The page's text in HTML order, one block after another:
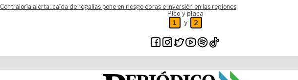
Contraloría alerta: caída de regalías pone en riesgo obras e inversión en las regiones
Pico y placa
1 y 2